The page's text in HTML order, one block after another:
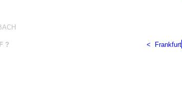
? < Frankfurt